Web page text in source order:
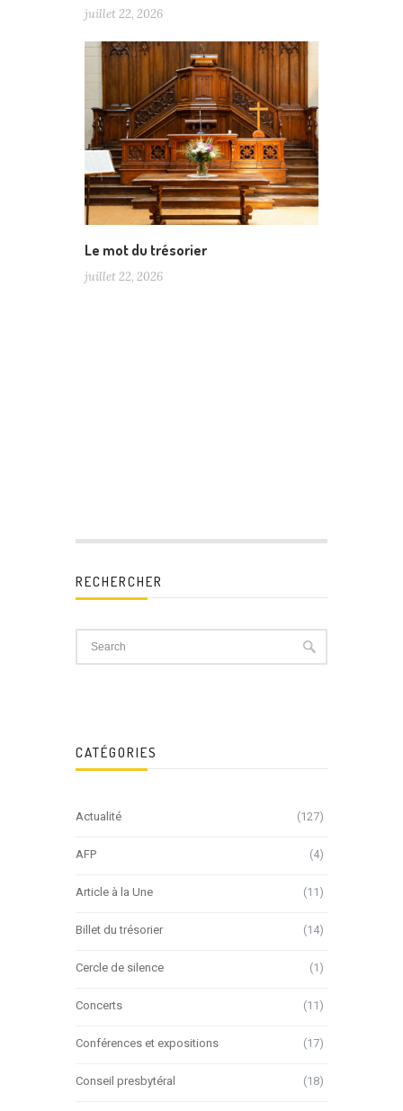
juillet 22, 2026
Le mot du trésorier
juillet 22, 2026
RECHERCHER
CATÉGORIES
Actualité (127)
AFP (4)
Article à la Une (11)
Billet du trésorier (14)
Cercle de silence (1)
Concerts (11)
Conférences et expositions (17)
Conseil presbytéral (18)